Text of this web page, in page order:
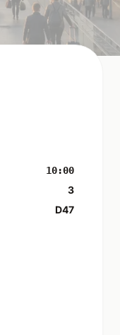
10:00
3
D47